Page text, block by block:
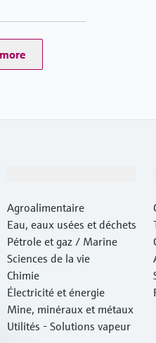
Agroalimentaire
Eau, eaux usées et déchets
Pétrole et gaz / Marine
Sciences de la vie
Chimie
Électricité et énergie
Mine, minéraux et métaux
Utilités - Solutions vapeur